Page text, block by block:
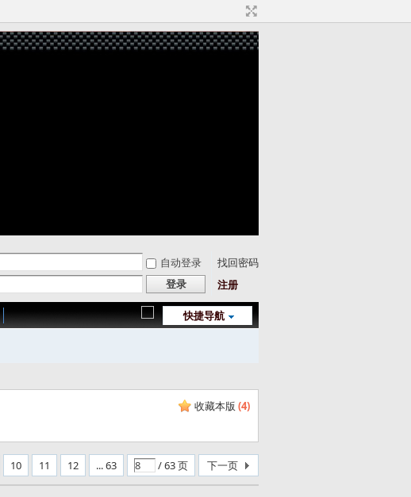
自动登录
找回密码
登录 注册
快捷导航
收藏本版 (4)
10 11 12 ... 63 / 63 页 下一页